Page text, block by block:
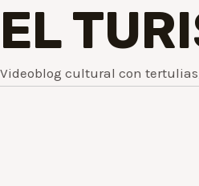
EL
Videoblog cultural con